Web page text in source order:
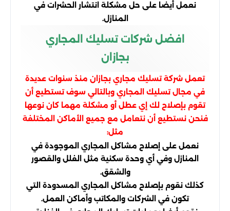
نعمل أيضا على حل مشكلة انتشار الحشرات في
المنازل.
افضل شركات تسليك المجاري
بجازان
تعمل شركة تسليك مجاري بجازان منذ سنوات عديدة
في مجال تسليك المجاري وبالتالي سوف تستطيع أن
تقوم بإصلاح لك إي عطل أو مشكلة مهما كان نوعها
فنحن نستطيع أن نتعامل مع جميع الأماكن المختلفة
مثل:
نعمل على إصلاح مشاكل المجاري الموجودة في
المنازل وفي أي وحدة سكنية مثل الفلل والقصور
والشقق.
كذلك نقوم بإصلاح مشاكل المجاري المسدودة التي
تكون في الشركات والمكاتب وأماكن العمل.